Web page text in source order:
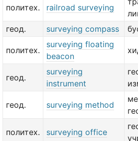
политех. railroad surveying
геод.
surveying compass
политех.
surveying floating
beacon
геод.
surveying
instrument
геод. surveying method
политех. surveying office